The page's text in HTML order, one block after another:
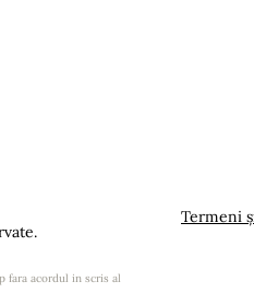
fara acordul in scris al
Termeni